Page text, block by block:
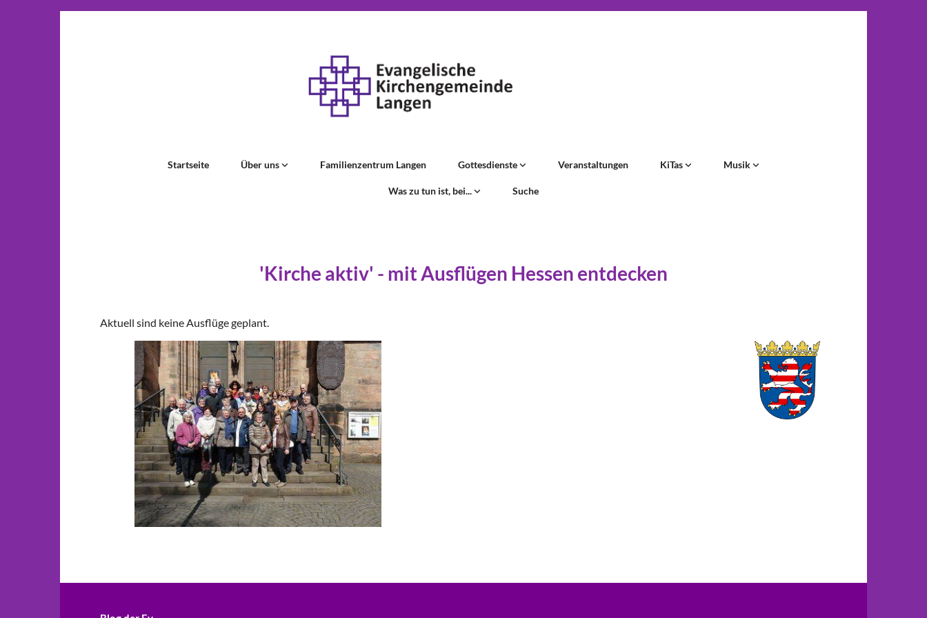
Startseite Über uns Familienzentrum Langen Gottesdienste Veranstaltungen KiTas Musik
Was zu tun ist, bei... Suche
'Kirche aktiv' - mit Ausflügen Hessen entdecken
Aktuell sind keine Ausflüge geplant.